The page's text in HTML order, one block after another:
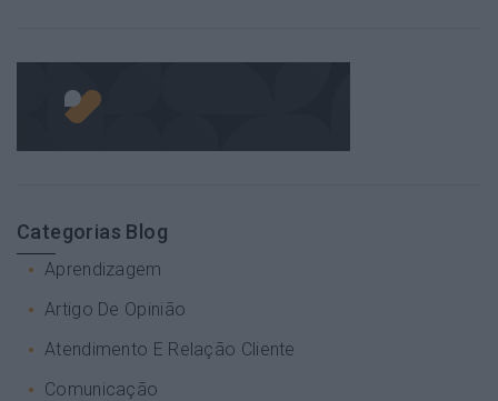
Categorias Blog
Aprendizagem
Artigo De Opinião
Atendimento E Relação Cliente
Comunicação